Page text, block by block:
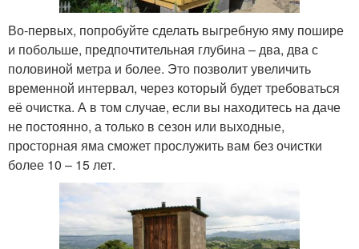
Во-первых, попробуйте сделать выгребную яму пошире
и побольше, предпочтительная глубина – два, два с
половиной метра и более. Это позволит увеличить
временной интервал, через который будет требоваться
её очистка. А в том случае, если вы находитесь на даче
не постоянно, а только в сезон или выходные,
просторная яма сможет прослужить вам без очистки
более 10 – 15 лет.